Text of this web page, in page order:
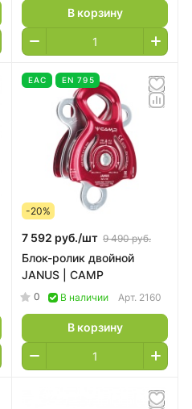
В корзину
EAC EN 795
-20%
7 592 руб./шт 9 490 руб.
Блок-ролик двойной
JANUS | CAMP
0 В наличии Арт. 2160
В корзину